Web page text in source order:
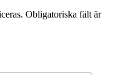
Obligatoriska fält är